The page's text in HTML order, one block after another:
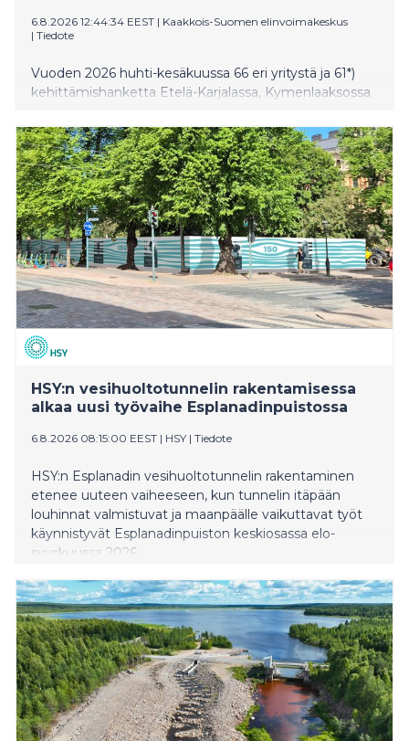
6.8.2026 12:44:34 EEST | Kaakkois-Suomen elinvoimakeskus
| Tiedote
Vuoden 2026 huhti-kesäkuussa 66 eri yritystä ja 61*)
kehittämishanketta Etelä-Karjalassa, Kymenlaaksossa
Kaakkois-Suomen elinvoimakeskuksen ja Leader-
ryhmien kautta. Yritysten investointeja ja
kehittämistoimia rahoitettiin yhteensä lähes 800 000
eurolla ja kehittämishankkeita runsaalla 2,8 miljoonalla
eurolla.
HSY:n vesihuoltotunnelin rakentamisessa
alkaa uusi työvaihe Esplanadinpuistossa
6.8.2026 08:15:00 EEST | HSY | Tiedote
HSY:n Esplanadin vesihuoltotunnelin rakentaminen
etenee uuteen vaiheeseen, kun tunnelin itäpään
louhinnat valmistuvat ja maanpäälle vaikuttavat työt
käynnistyvät Esplanadinpuiston keskiosassa elo-
syyskuussa 2026.